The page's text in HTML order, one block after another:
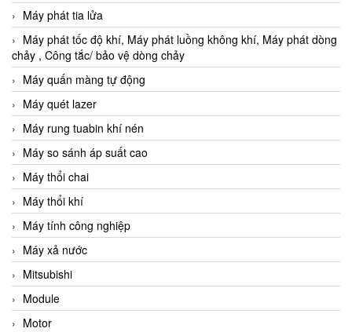
Máy phát tia lửa
Máy phát tốc độ khí, Máy phát luồng không khí, Máy phát dòng
chảy , Công tắc/ bảo vệ dòng chảy
Máy quấn màng tự động
Máy quét lazer
Máy rung tuabin khí nén
Máy so sánh áp suất cao
Máy thổi chai
Máy thổi khí
Máy tính công nghiệp
Máy xả nước
Mitsubishi
Module
Motor